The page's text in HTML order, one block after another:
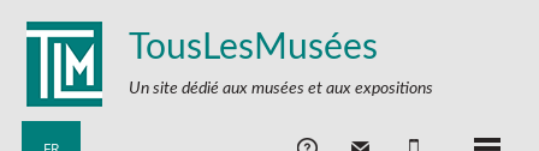
TousLesMusées
Un site dédié aux musées et aux expositions